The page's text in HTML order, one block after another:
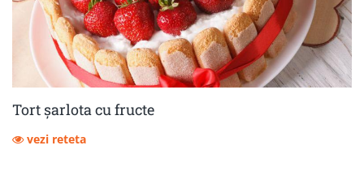
Tort șarlota cu fructe
vezi reteta